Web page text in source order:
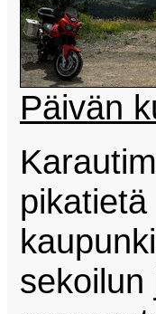
Päivän
sekoilun